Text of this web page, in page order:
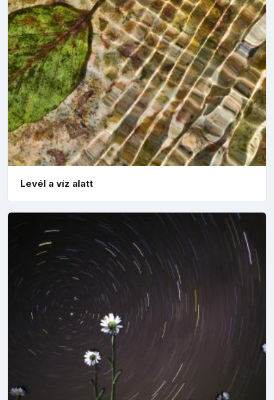
Levél a víz alatt